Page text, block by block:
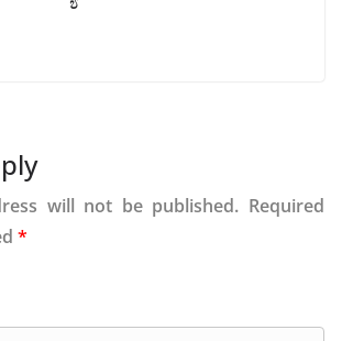
will not be published. Required
*